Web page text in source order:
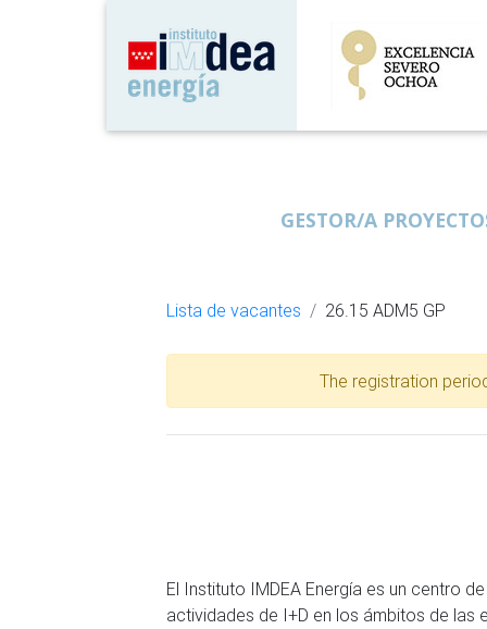
GESTOR/A
Lista de vacantes 26.15 ADM5 GP
The registration
El Instituto IMDEA Energía es un centro
actividades de I+D en los ámbitos de